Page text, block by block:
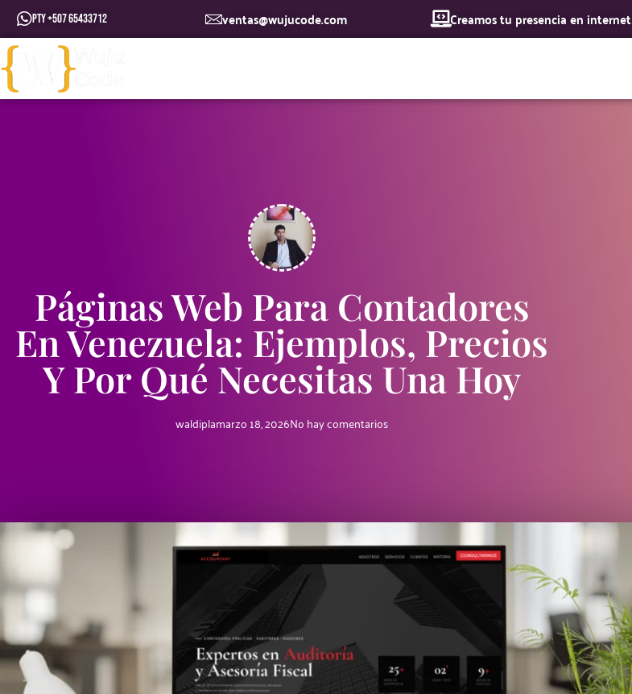
PTY +507 65433712 ventas@wujucode.com Creamos tu presencia en internet
Páginas Web Para Contadores
En Venezuela: Ejemplos, Precios
Y Por Qué Necesitas Una Hoy
waldiplamarzo 18, 2026No hay comentarios